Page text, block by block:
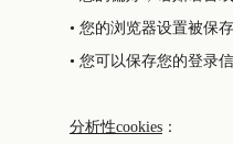
• 您的浏览器设置被保
• 您可以保存您的登录
分析性cookies ：